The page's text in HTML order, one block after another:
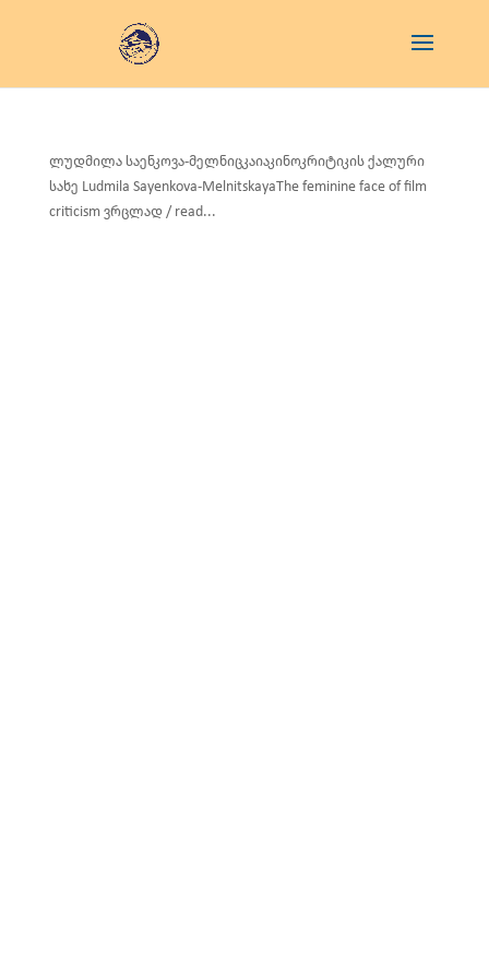
ლუდმილა საენკოვა-მელნიცკაიაკინოკრიტიკის ქალური
სახე Ludmila Sayenkova-MelnitskayaThe feminine face of film
criticism ვრცლად / read...